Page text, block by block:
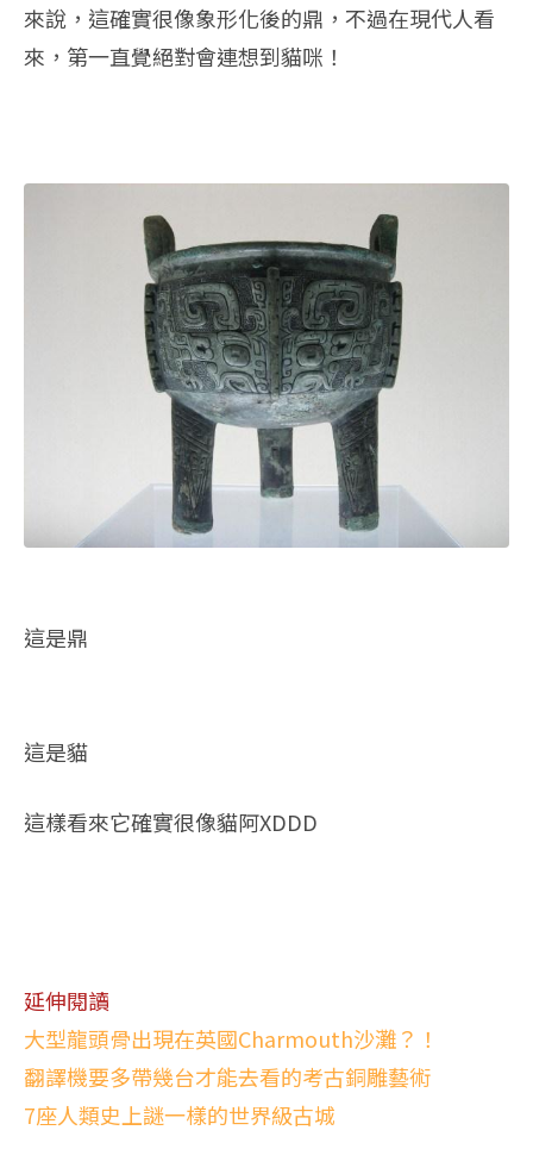
來說，這確實很像象形化後的鼎，不過在現代人看
來，第一直覺絕對會連想到貓咪！
這是鼎
這是貓
這樣看來它確實很像貓阿XDDD
延伸閱讀
大型龍頭骨出現在英國Charmouth沙灘？！
翻譯機要多帶幾台才能去看的考古銅雕藝術
7座人類史上謎一樣的世界級古城